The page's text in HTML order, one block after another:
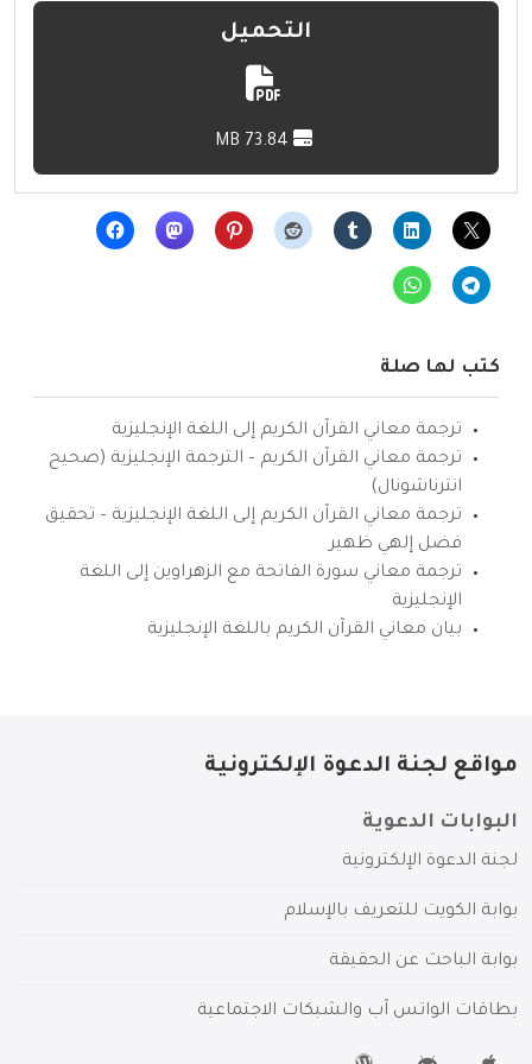
التحميل
كتب لها صلة
ترجمة معاني القرآن الكريم إلى اللغة الإنجليزية
ترجمة معاني القرآن الكريم – الترجمة الإنجليزية (صحيح
انترناشونال)
ترجمة معاني القرآن الكريم إلى اللغة الإنجليزية – تحقيق
فضل إلهي ظهير
ترجمة معاني سورة الفاتحة مع الزهراوين إلى اللغة
الإنجليزية
بيان معاني القرآن الكريم باللغة الإنجليزية
مواقع لجنة الدعوة الإلكترونية
البوابات الدعوية
لجنة الدعوة الإلكترونية
بوابة الكويت للتعريف بالإسلام
بوابة الباحث عن الحقيقة
بطاقات الواتس آب والشبكات الاجتماعية